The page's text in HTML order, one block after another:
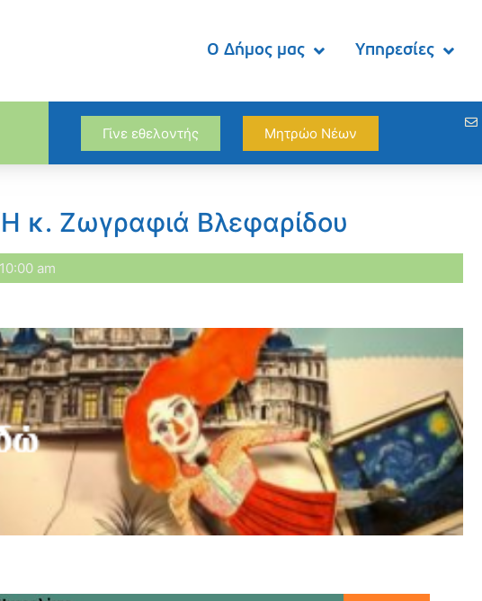
Ο Δήμος μας Υπηρεσίες
Γίνε εθελοντής Μητρώο Νέων
Η κ. Ζωγραφιά Βλεφαρίδου
10:00 am